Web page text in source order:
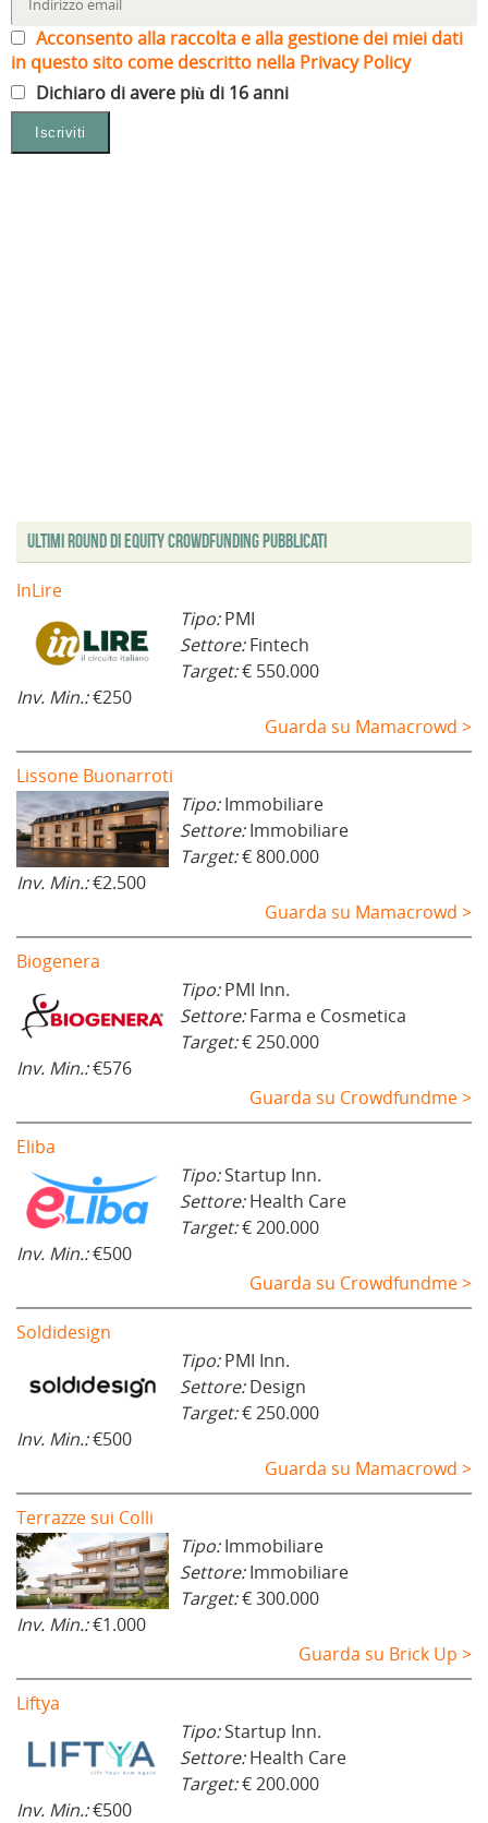
Acconsento alla raccolta e alla gestione dei miei dati
in questo sito come descritto nella Privacy Policy
Dichiaro di avere più di 16 anni
Ultimi Round di Equity Crowdfunding Pubblicati
InLire
Tipo:PMI
Settore:Fintech
Target:€ 550.000
Inv. Min.:€250
Guarda su Mamacrowd >
Lissone Buonarroti
Tipo:Immobiliare
Settore:Immobiliare
Target:€ 800.000
Inv. Min.:€2.500
Guarda su Mamacrowd >
Biogenera
Tipo:PMI Inn.
Settore:Farma e Cosmetica
Target:€ 250.000
Inv. Min.:€576
Guarda su Crowdfundme >
Eliba
Tipo:Startup Inn.
Settore:Health Care
Target:€ 200.000
Inv. Min.:€500
Guarda su Crowdfundme >
Soldidesign
Tipo:PMI Inn.
Settore:Design
Target:€ 250.000
Inv. Min.:€500
Guarda su Mamacrowd >
Terrazze sui Colli
Tipo:Immobiliare
Settore:Immobiliare
Target:€ 300.000
Inv. Min.:€1.000
Guarda su Brick Up >
Liftya
Tipo:Startup Inn.
Settore:Health Care
Target:€ 200.000
Inv. Min.:€500